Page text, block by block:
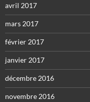
avril 2017
mars 2017
février 2017
janvier 2017
décembre 2016
novembre 2016